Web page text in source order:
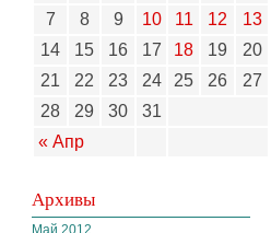
« Апр
7
8 9 10 11 12
13
14
15 16 17 18 19
20
21
22 23 24 25 26
27
28
29 30 31
Архивы
Май 2012